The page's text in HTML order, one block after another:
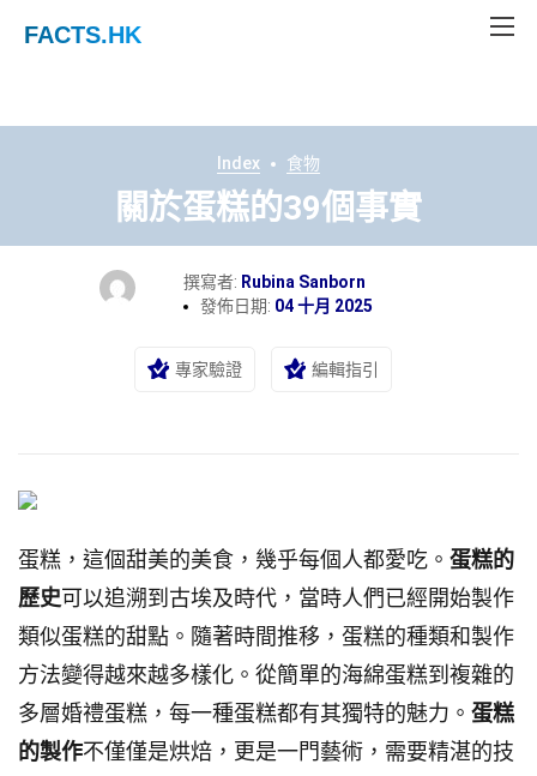
FACTS.HK
Index 食物
關於蛋糕的39個事實
撰寫者: Rubina Sanborn
發佈日期: 04 十月 2025
專家驗證 編輯指引
蛋糕，這個甜美的美食，幾乎每個人都愛吃。 蛋糕的
歷史可以追溯到古埃及時代，當時人們已經開始製作
類似蛋糕的甜點。隨著時間推移，蛋糕的種類和製作
方法變得越來越多樣化。從簡單的海綿蛋糕到複雜的
多層婚禮蛋糕，每一種蛋糕都有其獨特的魅力。 蛋糕
的製作不僅僅是烘焙，更是一門藝術，需要精湛的技